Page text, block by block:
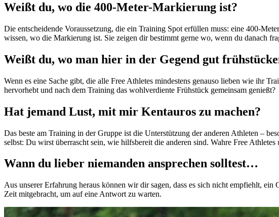
Weißt du, wo die 400-Meter-Markierung ist?
Die entscheidende Voraussetzung, die ein Training Spot erfüllen muss: eine 400-
wissen, wo die Markierung ist. Sie zeigen dir bestimmt gerne wo, wenn du danach
Weißt du, wo man hier in der Gegend gut
Wenn es eine Sache gibt, die alle Free Athletes mindestens genauso lieben wie ihr
hervorhebt und nach dem Training das wohlverdiente Frühstück gemeinsam genießt?
Hat jemand Lust, mit mir Kentauros zu machen?
Das beste am Training in der Gruppe ist die Unterstützung der anderen Athleten –
selbst: Du wirst überrascht sein, wie hilfsbereit die anderen sind. Wahre Free Athletes
Wann du lieber niemanden ansprechen solltest…
Aus unserer Erfahrung heraus können wir dir sagen, dass es sich nicht empfiehlt,
Zeit mitgebracht, um auf eine Antwort zu warten.